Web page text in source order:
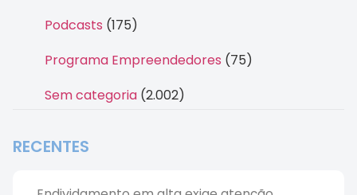
Podcasts (175)
Programa Empreendedores (75)
Sem categoria (2.002)
RECENTES